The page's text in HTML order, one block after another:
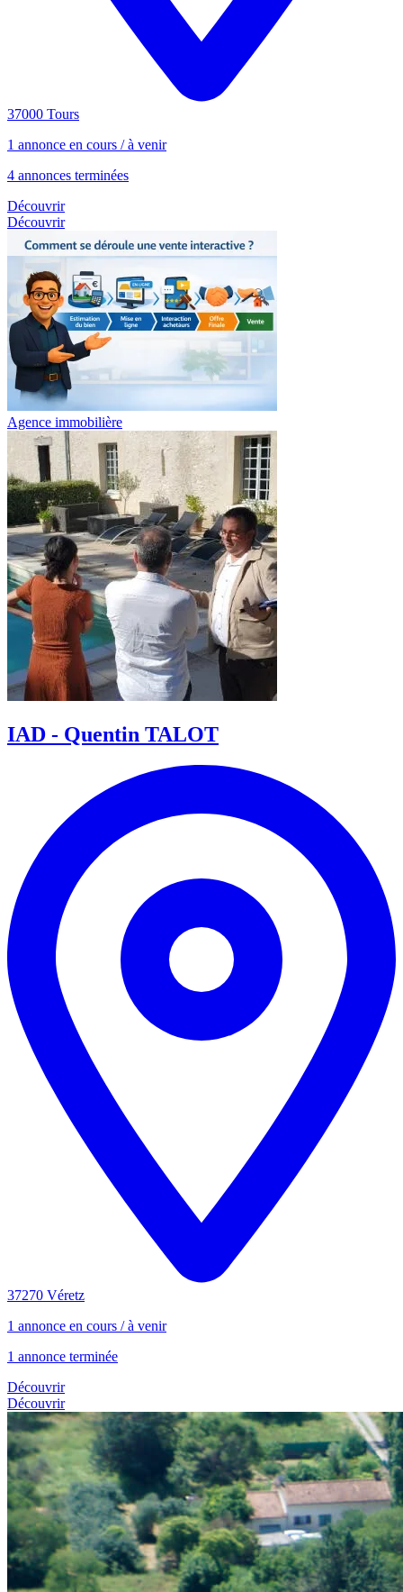
37000 Tours
1 annonce en cours / à venir
4 annonces terminées
Découvrir
Découvrir
Agence immobilière
IAD - Quentin TALOT
37270 Véretz
1 annonce en cours / à venir
1 annonce terminée
Découvrir
Découvrir